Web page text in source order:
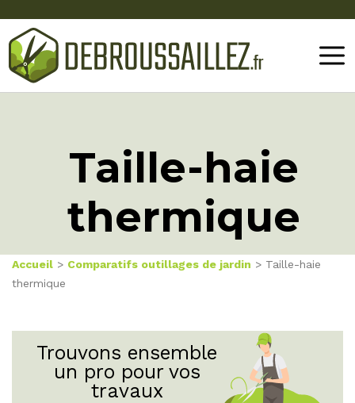
Taille-haie
thermique
Accueil > Comparatifs outillages de jardin > Taille-haie
thermique
Trouvons ensemble
un pro pour vos
travaux